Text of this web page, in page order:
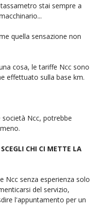
stai sempre a
quella sensazione non
cosa, le tariffe Ncc sono
effettuato sulla base km.
società Ncc, potrebbe
SCEGLI CHI CI METTE LA
Ncc senza esperienza solo
del servizio,
l'appuntamento per un